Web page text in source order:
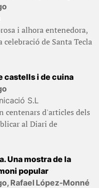
i alhora entenedora,
de Santa Tecla
castells i de cuina
S.L
centenars d'articles dels
al Diari de
Una mostra de la
popular
Rafael López-Monné